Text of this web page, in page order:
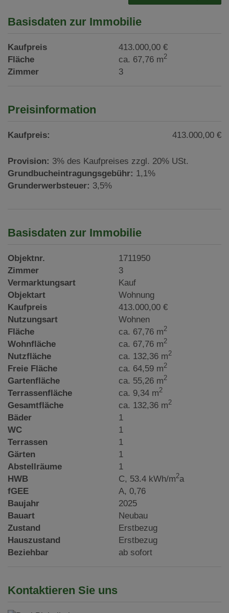
Basisdaten zur Immobilie
Kaufpreis
413.000,00 €
Fläche
ca. 67,76 m2
Zimmer 3
Preisinformation
Kaufpreis: 413.000,00 €
Provision: 3% des Kaufpreises zzgl. 20% USt.
Grundbucheintragungsgebühr: 1,1%
Grunderwerbsteuer: 3,5%
Basisdaten zur Immobilie
Objektnr.
1711950
Zimmer
3
Vermarktungsart
Kauf
Objektart
Wohnung
Kaufpreis
413.000,00 €
Nutzungsart
Wohnen
Fläche
ca. 67,76 m2
Wohnfläche ca. 67,76 m2
Nutzfläche ca. 132,36 m2
Freie Fläche ca. 64,59 m2
Gartenfläche ca. 55,26 m2
Terrassenfläche ca. 9,34 m2
Gesamtfläche ca. 132,36 m2
Bäder
1
WC
1
Terrassen
1
Gärten
1
Abstellräume
1
HWB
C, 53.4 kWh/m2a
fGEE
A, 0,76
Baujahr
2025
Bauart
Neubau
Zustand
Erstbezug
Hauszustand
Erstbezug
Beziehbar
ab sofort
Kontaktieren Sie uns